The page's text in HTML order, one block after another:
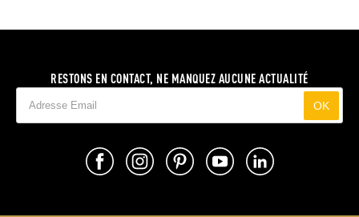
RESTONS EN CONTACT, NE MANQUEZ AUCUNE ACTUALITÉ
OK